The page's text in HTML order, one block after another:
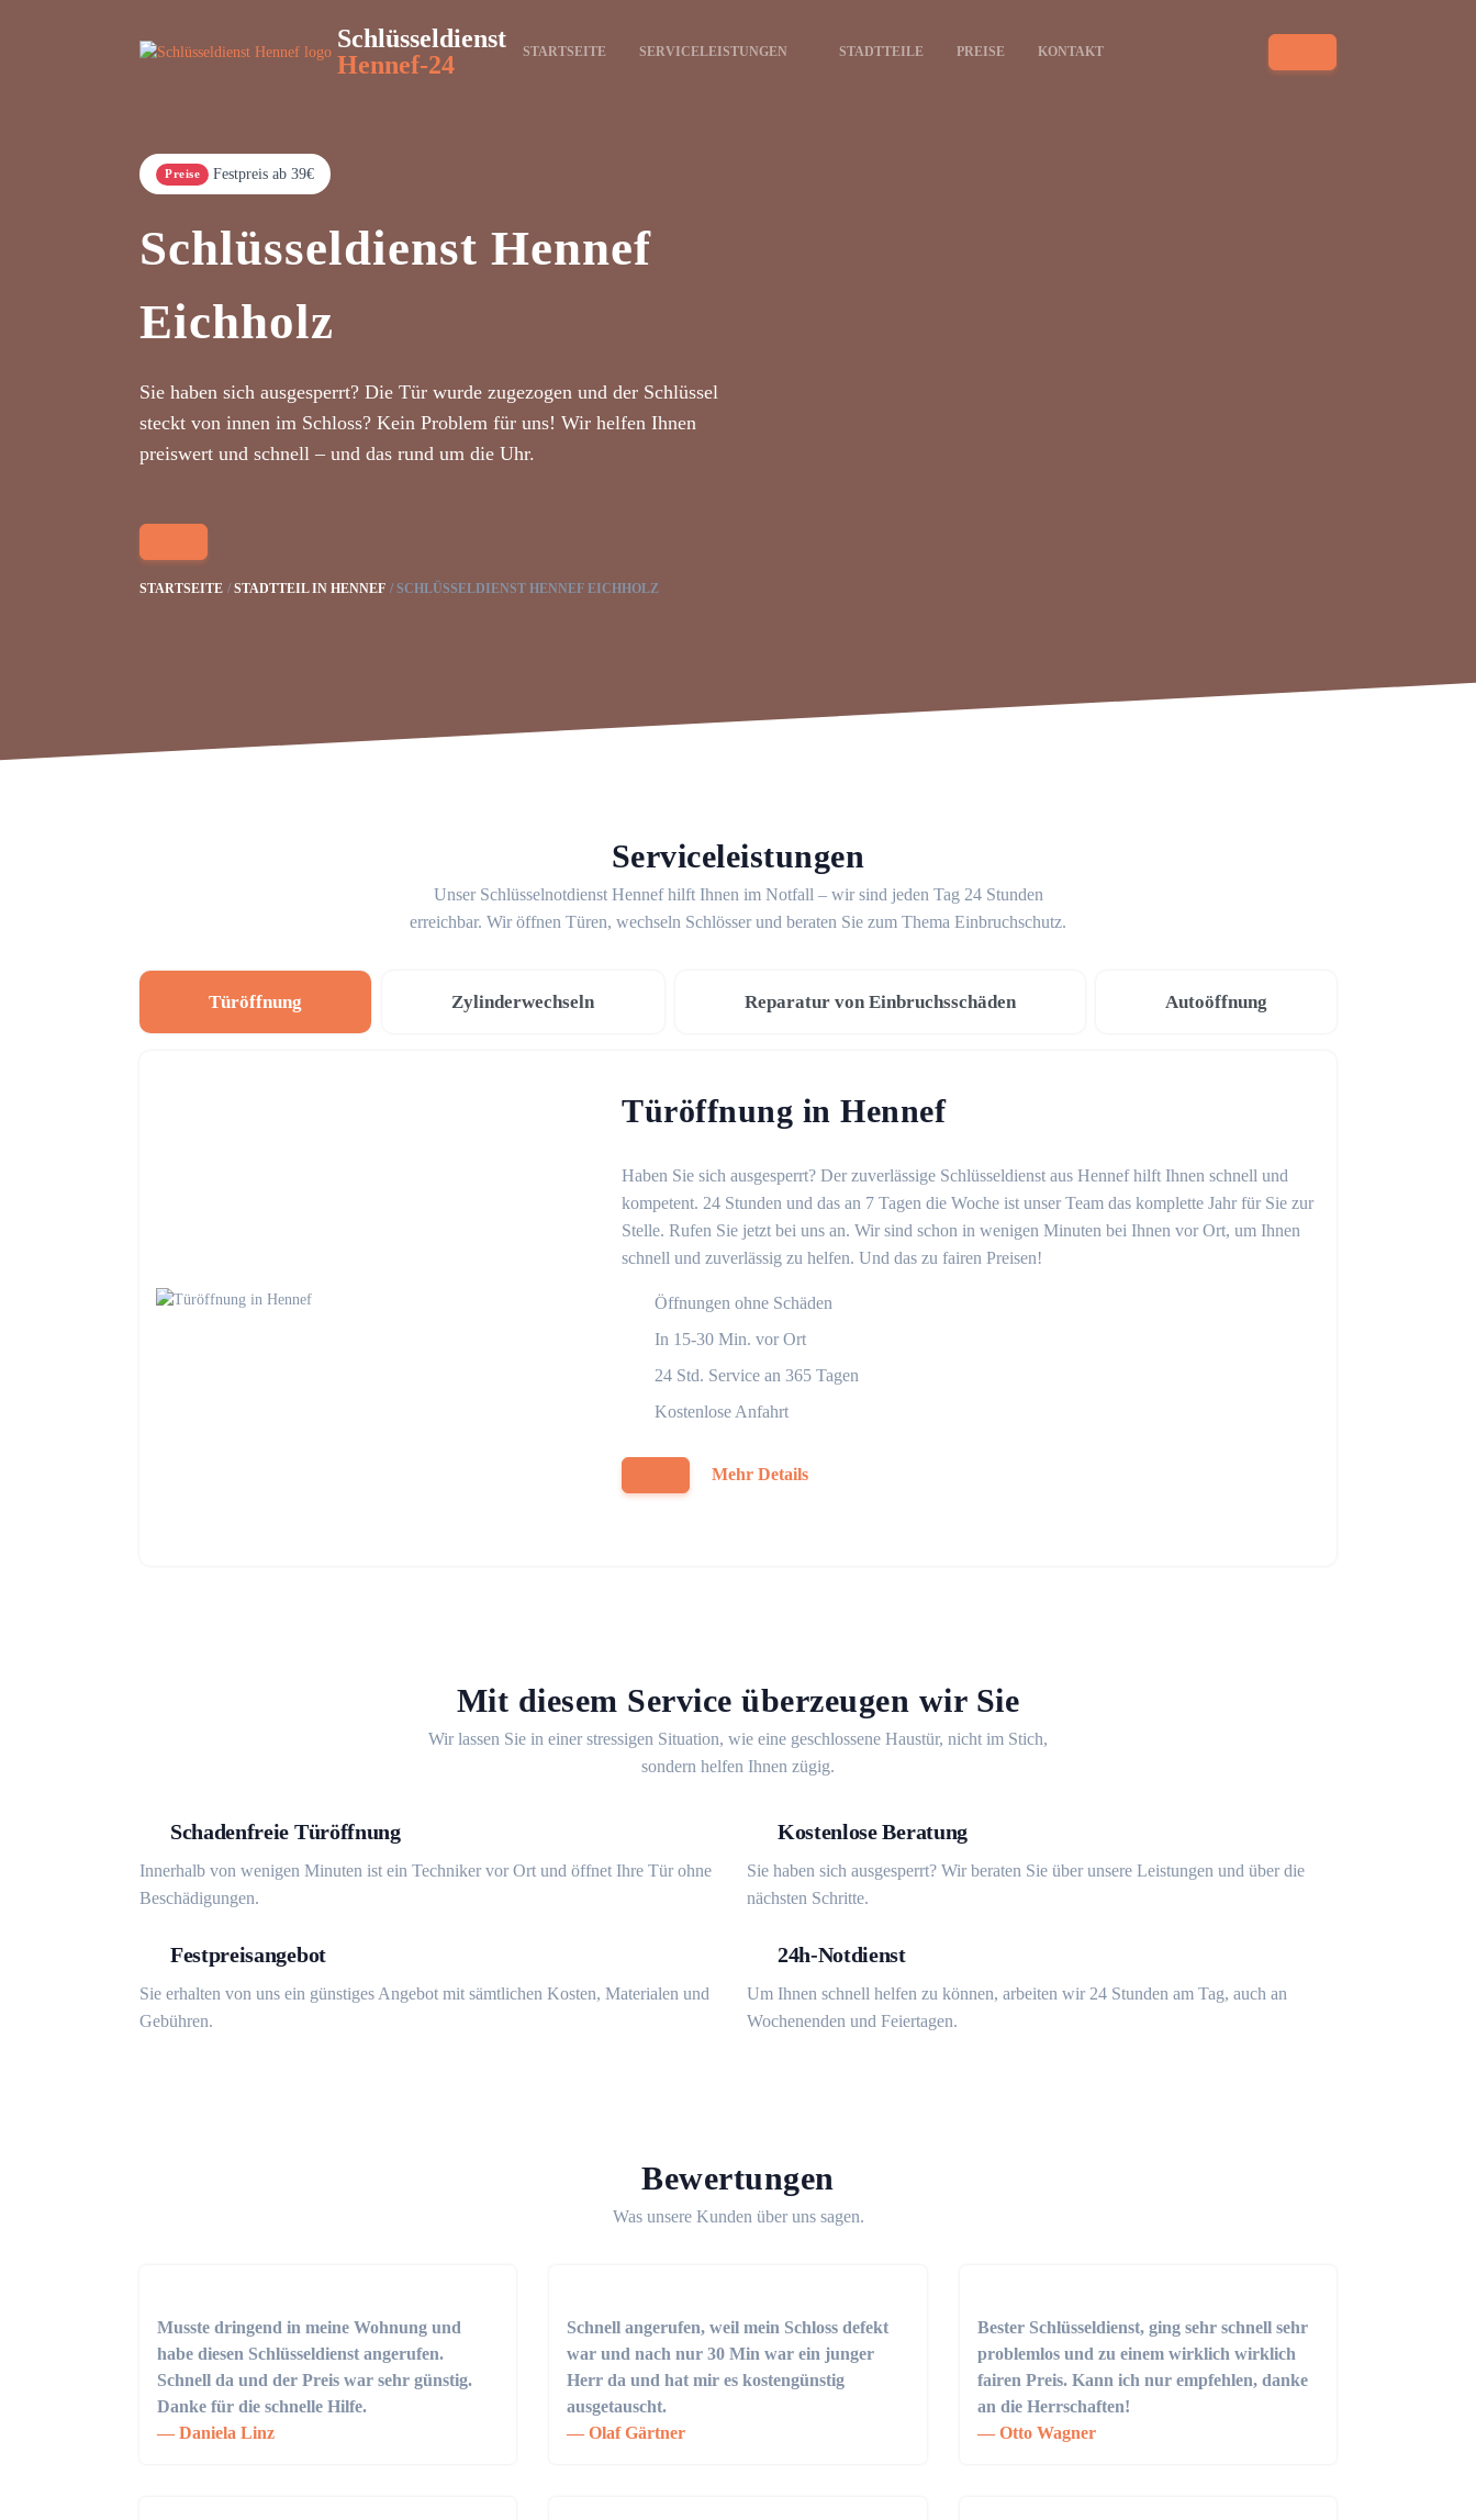
Schlüsseldienst
Hennef-24
STARTSEITE SERVICELEISTUNGEN STADTTEILE PREISE KONTAKT
Preise Festpreis ab 39€
Schlüsseldienst Hennef
Eichholz
Sie haben sich ausgesperrt? Die Tür wurde zugezogen und der Schlüssel
steckt von innen im Schloss? Kein Problem für uns! Wir helfen Ihnen
preiswert und schnell – und das rund um die Uhr.
STARTSEITE STADTTEIL IN HENNEF SCHLÜSSELDIENST HENNEF EICHHOLZ
Serviceleistungen
Unser Schlüsselnotdienst Hennef hilft Ihnen im Notfall – wir sind jeden Tag 24 Stunden
erreichbar. Wir öffnen Türen, wechseln Schlösser und beraten Sie zum Thema Einbruchschutz.
Türöffnung Zylinderwechseln Reparatur von Einbruchsschäden Autoöffnung
Türöffnung in Hennef
Haben Sie sich ausgesperrt? Der zuverlässige Schlüsseldienst aus Hennef hilft Ihnen schnell und
kompetent. 24 Stunden und das an 7 Tagen die Woche ist unser Team das komplette Jahr für Sie zur
Stelle. Rufen Sie jetzt bei uns an. Wir sind schon in wenigen Minuten bei Ihnen vor Ort, um Ihnen
schnell und zuverlässig zu helfen. Und das zu fairen Preisen!
Öffnungen ohne Schäden
In 15-30 Min. vor Ort
24 Std. Service an 365 Tagen
Kostenlose Anfahrt
Mehr Details
Mit diesem Service überzeugen wir Sie
Wir lassen Sie in einer stressigen Situation, wie eine geschlossene Haustür, nicht im Stich,
sondern helfen Ihnen zügig.
Schadenfreie Türöffnung
Innerhalb von wenigen Minuten ist ein Techniker vor Ort und öffnet Ihre Tür ohne
Beschädigungen.
Kostenlose Beratung
Sie haben sich ausgesperrt? Wir beraten Sie über unsere Leistungen und über die
nächsten Schritte.
Festpreisangebot
Sie erhalten von uns ein günstiges Angebot mit sämtlichen Kosten, Materialen und
Gebühren.
24h-Notdienst
Um Ihnen schnell helfen zu können, arbeiten wir 24 Stunden am Tag, auch an
Wochenenden und Feiertagen.
Bewertungen
Was unsere Kunden über uns sagen.
Musste dringend in meine Wohnung und
habe diesen Schlüsseldienst angerufen.
Schnell da und der Preis war sehr günstig.
Danke für die schnelle Hilfe.
Daniela Linz
Schnell angerufen, weil mein Schloss defekt
war und nach nur 30 Min war ein junger
Herr da und hat mir es kostengünstig
ausgetauscht.
Olaf Gärtner
Bester Schlüsseldienst, ging sehr schnell sehr
problemlos und zu einem wirklich wirklich
fairen Preis. Kann ich nur empfehlen, danke
an die Herrschaften!
Otto Wagner